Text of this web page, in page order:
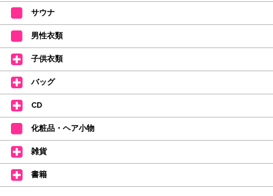
サウナ
男性衣類
子供衣類
バッグ
CD
化粧品・ヘア小物
雑貨
書籍